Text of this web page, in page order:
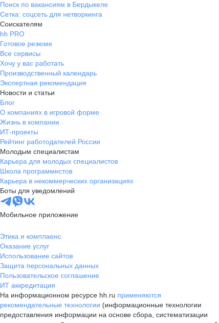
Поиск по вакансиям в Бердыкеле
Сетка: соцсеть для нетворкинга
Соискателям
hh PRO
Готовое резюме
Все сервисы
Хочу у вас работать
Производственный календарь
Экспертная рекомендация
Новости и статьи
Блог
О компаниях в игровой форме
Жизнь в компании
ИТ-проекты
Рейтинг работодателей России
Молодым специалистам
Карьера для молодых специалистов
Школа программистов
Карьера в некоммерческих организациях
Боты для уведомлений
Мобильное приложение
Этика и комплаенс
Оказание услуг
Использование сайтов
Защита персональных данных
Пользовательское соглашение
ИТ аккредитация
На информационном ресурсе hh.ru применяются
рекомендательные технологии (информационные технологии
предоставления информации на основе сбора, систематизации